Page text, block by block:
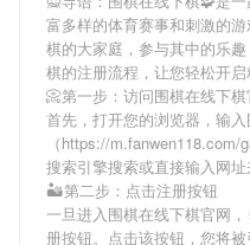
富多样的体育赛事和刺激的
棋的大家庭，参与其中的乐
棋的注册流程，让您轻松开启
📀第一步：访问围棋在线下棋
首先，打开您的浏览器，输入
（https://
搜索引擎搜索或直接输入网址
🏜第二步：点击注册按钮
一旦进入围棋在线下棋官网
册按钮。点击该按钮，您将被